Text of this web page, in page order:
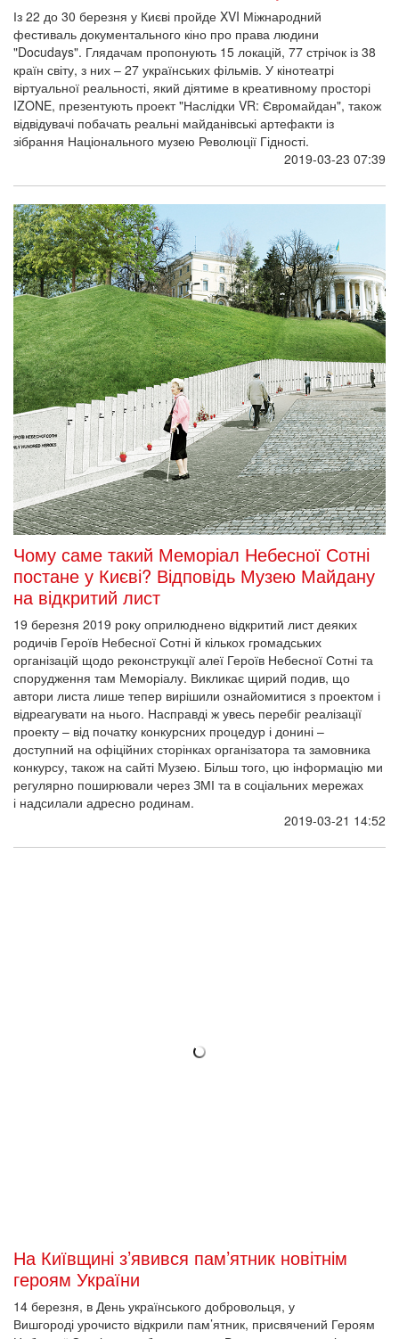
Із 22 до 30 березня у Києві пройде XVI Міжнародний
фестиваль документального кіно про права людини
"Docudays". Глядачам пропонують 15 локацій, 77 стрічок із 38
країн світу, з них – 27 українських фільмів. У кінотеатрі
віртуальної реальності, який діятиме в креативному просторі
IZONE, презентують проект "Наслідки VR: Євромайдан", також
відвідувачі побачать реальні майданівські артефакти із
зібрання Національного музею Революції Гідності.
2019-03-23 07:39
Чому саме такий Меморіал Небесної Сотні
постане у Києві? Відповідь Музею Майдану
на відкритий лист
19 березня 2019 року оприлюднено відкритий лист деяких
родичів Героїв Небесної Сотні й кількох громадських
організацій щодо реконструкції алеї Героїв Небесної Сотні та
спорудження там Меморіалу. Викликає щирий подив, що
автори листа лише тепер вирішили ознайомитися з проектом і
відреагувати на нього. Насправді ж увесь перебіг реалізації
проекту – від початку конкурсних процедур і донині –
доступний на офіційних сторінках організатора та замовника
конкурсу, також на сайті Музею. Більш того, цю інформацію ми
регулярно поширювали через ЗМІ та в соціальних мережах
і надсилали адресно родинам.
2019-03-21 14:52
На Київщині з’явився пам’ятник новітнім
героям України
14 березня, в День українського добровольця, у
Вишгороді урочисто відкрили пам’ятник, присвячений Героям